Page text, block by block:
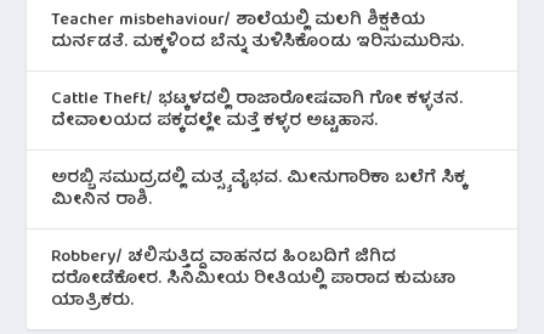
Teacher misbehaviour/ ಶಾಲೆಯಲ್ಲಿ ಮಲಗಿ ಶಿಕ್ಷಕಿಯ
ದುರ್ನಡತೆ. ಮಕ್ಕಳಿಂದ ಬೆನ್ನು ತುಳಿಸಿಕೊಂಡು ಇರಿಸುಮುರಿಸು.
Cattle Theft/ ಭಟ್ಕಳದಲ್ಲಿ ರಾಜಾರೋಷವಾಗಿ ಗೋ ಕಳ್ಳತನ.
ದೇವಾಲಯದ ಪಕ್ಕದಲ್ಲೇ ಮತ್ತೆ ಕಳ್ಳರ ಅಟ್ಟಹಾಸ.
ಅರಬ್ಬಿ ಸಮುದ್ರದಲ್ಲಿ ಮತ್ಸ್ಯ ವೈಭವ. ಮೀನುಗಾರಿಕಾ ಬಲೆಗೆ ಸಿಕ್ಕ
ಮೀನಿನ‌ ರಾಶಿ.
Robbery/ ಚಲಿಸುತ್ತಿದ್ದ ವಾಹನದ ಹಿಂಬದಿಗೆ ಜಿಗಿದ
ದರೋಡೆಕೋರ. ಸಿನಿಮೀಯ ರೀತಿಯಲ್ಲಿ ಪಾರಾದ ಕುಮಟಾ
ಯಾತ್ರಿಕರು.